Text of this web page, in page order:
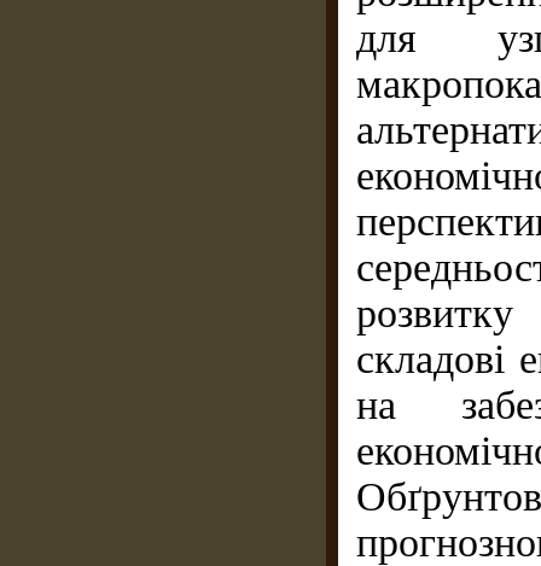
для
складові
на